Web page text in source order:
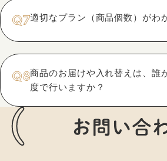
適切なプラン（商品個数）がわ
商品のお届けや入れ替えは、誰
度で行いますか？